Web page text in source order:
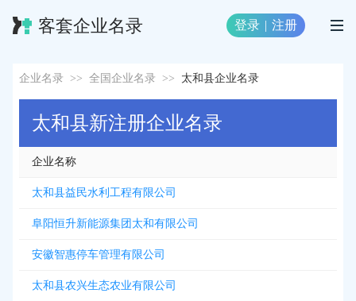
客套企业名录 登录 | 注册
企业名录 >> 全国企业名录 >> 太和县企业名录
太和县新注册企业名录
企业名称
太和县益民水利工程有限公司
阜阳恒升新能源集团太和有限公司
安徽智惠停车管理有限公司
太和县农兴生态农业有限公司